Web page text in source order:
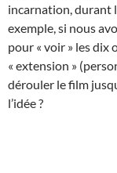
incarnation, durant
exemple, si nous
pour « voir » les dix
« extension »
dérouler le film
l’idée ?